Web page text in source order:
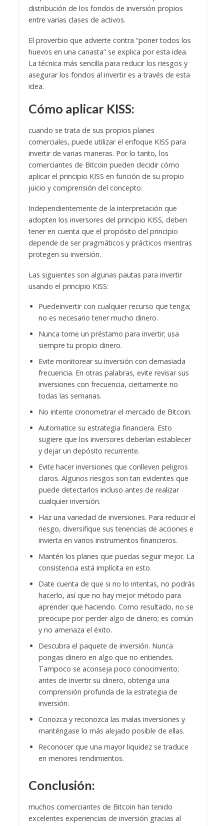
distribución de los fondos de inversión propios
entre varias clases de activos.
El proverbio que advierte contra “poner todos los
huevos en una canasta” se explica por esta idea.
La técnica más sencilla para reducir los riesgos y
asegurar los fondos al invertir es a través de esta
idea.
Cómo aplicar KISS:
cuando se trata de sus propios planes
comerciales, puede utilizar el enfoque KISS para
invertir de varias maneras. Por lo tanto, los
comerciantes de Bitcoin pueden decidir cómo
aplicar el principio KISS en función de su propio
juicio y comprensión del concepto.
Independientemente de la interpretación que
adopten los inversores del principio KISS, deben
tener en cuenta que el propósito del principio
depende de ser pragmáticos y prácticos mientras
protegen su inversión.
Las siguientes son algunas pautas para invertir
usando el principio KISS:
Puedeinvertir con cualquier recurso que tenga;
no es necesario tener mucho dinero.
Nunca tome un préstamo para invertir; usa
siempre tu propio dinero.
Evite monitorear su inversión con demasiada
frecuencia. En otras palabras, evite revisar sus
inversiones con frecuencia, ciertamente no
todas las semanas.
No intente cronometrar el mercado de Bitcoin.
Automatice su estrategia financiera. Esto
sugiere que los inversores deberían establecer
y dejar un depósito recurrente.
Evite hacer inversiones que conlleven peligros
claros. Algunos riesgos son tan evidentes que
puede detectarlos incluso antes de realizar
cualquier inversión.
Haz una variedad de inversiones. Para reducir el
riesgo, diversifique sus tenencias de acciones e
invierta en varios instrumentos financieros.
Mantén los planes que puedas seguir mejor. La
consistencia está implícita en esto.
Date cuenta de que si no lo intentas, no podrás
hacerlo, así que no hay mejor método para
aprender que haciendo. Como resultado, no se
preocupe por perder algo de dinero; es común
y no amenaza el éxito.
Descubra el paquete de inversión. Nunca
pongas dinero en algo que no entiendes.
Tampoco se aconseja poco conocimiento;
antes de invertir su dinero, obtenga una
comprensión profunda de la estrategia de
inversión.
Conozca y reconozca las malas inversiones y
manténgase lo más alejado posible de ellas.
Reconocer que una mayor liquidez se traduce
en menores rendimientos.
Conclusión:
muchos comerciantes de Bitcoin han tenido
excelentes experiencias de inversión gracias al